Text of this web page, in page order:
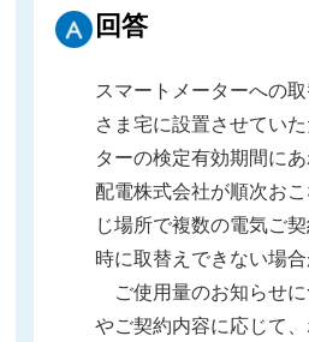
回答
スマートメーターへの
さま宅に設置させてい
ターの検定有効期間に
配電株式会社が順次お
じ場所で複数の電気ご
時に取替えできない場合
ご使用量のお知らせ
やご契約内容に応じて